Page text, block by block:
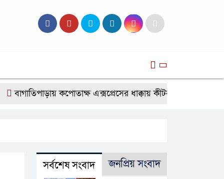
কপোতাক্ষ এক্সপ্রেসের ধাক্কায় কীটনাশকবাহী পিকআপ
সর্বশেষ সংবাদ জনপ্রিয় সংবাদ